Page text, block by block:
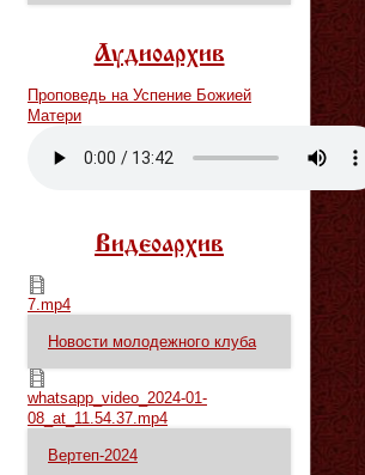
Аудиоархив
Проповедь на Успение Божией
Матери
Видеоархив
7.mp4
7.mp4
Новости молодежного клуба
whatsapp_video_2024-01-08_at_11.54.37.mp4
whatsapp_video_2024-01-
08_at_11.54.37.mp4
Вертеп-2024